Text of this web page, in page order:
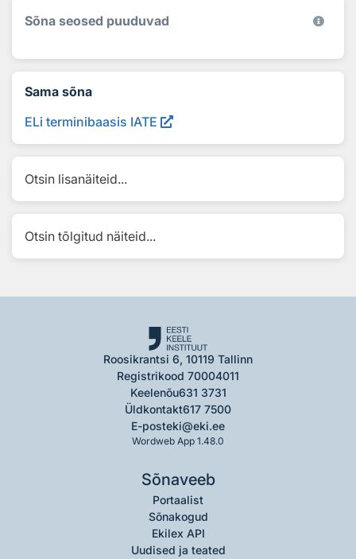
Sõna seosed puuduvad
Sama sõna
ELi terminibaasis IATE
Otsin lisanäiteid...
Otsin tõlgitud näiteid...
Roosikrantsi 6, 10119 Tallinn
Registrikood 70004011
Keelenõu631 3731
Üldkontakt617 7500
E-posteki@eki.ee
Wordweb App 1.48.0
Sõnaveeb
Portaalist
Sõnakogud
Ekilex API
Uudised ja teated